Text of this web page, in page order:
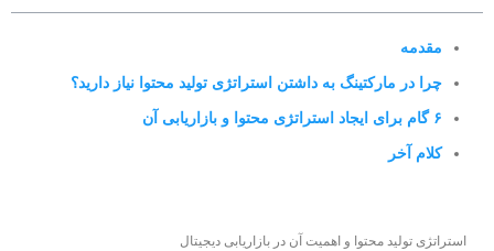
مقدمه
چرا در مارکتینگ به داشتن استراتژی تولید محتوا نیاز دارید؟
۶ گام برای ایجاد استراتژی محتوا و بازاریابی آن
کلام آخر
استراتژی تولید محتوا و اهمیت آن در بازاریابی دیجیتال